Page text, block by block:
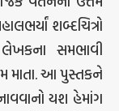
શબ્દચિત્રો
સમભાવી
માતા. આ પુસ્તકને
યશ હેમાંગ